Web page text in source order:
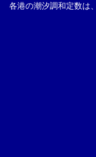
各港の潮汐調和定数は